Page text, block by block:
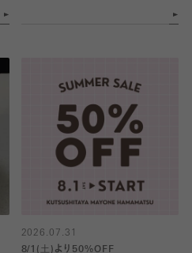
2026.07.31
8/1(土)より50%OFF